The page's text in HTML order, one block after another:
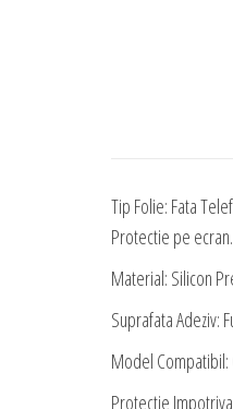
Tip Folie: Fata
Protectie pe ecran.
Material: Silicon
Suprafata Adeziv:
Model Compatibil:
Protectie